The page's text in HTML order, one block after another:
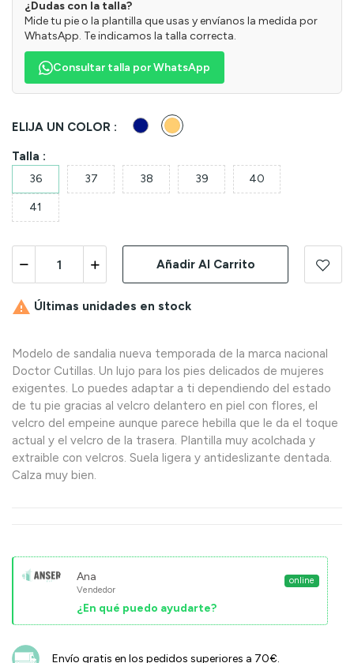
¿Dudas con la talla?
Mide tu pie o la plantilla que usas y envíanos la medida por
WhatsApp. Te indicamos la talla correcta.
Consultar talla por WhatsApp
ELIJA UN COLOR : MarinoCuero
Talla :
36 37 38 39 40
41
Añadir Al Carrito
 Últimas unidades en stock
Modelo de sandalia nueva temporada de la marca nacional
Doctor Cutillas. Un lujo para los pies delicados de mujeres
exigentes. Lo puedes adaptar a ti dependiendo del estado
de tu pie gracias al velcro delantero en piel con flores, el
velcro del empeine aunque parece hebilla que le da el toque
actual y el velcro de la trasera. Plantilla muy acolchada y
extraible con velcros. Suela ligera y antideslizante dentada.
Calza muy bien.
Ana
Vendedor
¿En qué puedo ayudarte?
online
Envío gratis en los pedidos superiores a 70€.